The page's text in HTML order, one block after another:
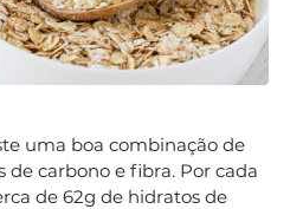
uma boa combinação de
carbono e fibra. Por cada
de 62g de hidratos de